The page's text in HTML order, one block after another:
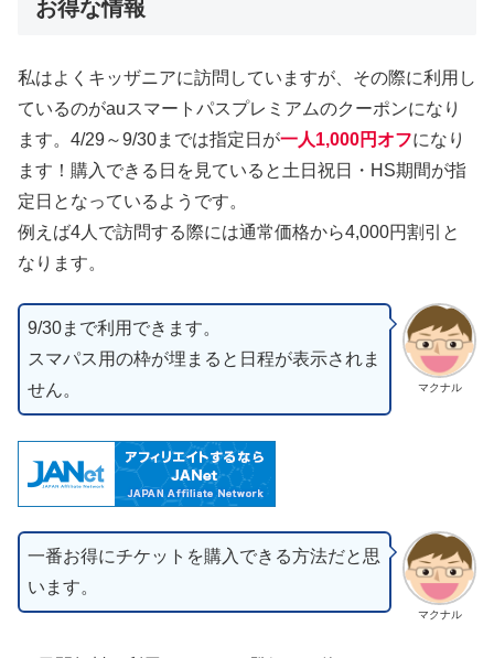
お得な情報
私はよくキッザニアに訪問していますが、その際に利用し
ているのがauスマートパスプレミアムのクーポンになり
ます。4/29～9/30までは指定日が一人1,000円オフになり
ます！購入できる日を見ていると土日祝日・HS期間が指
定日となっているようです。
例えば4人で訪問する際には通常価格から4,000円割引と
なります。
マクナル
9/30まで利用できます。
スマパス用の枠が埋まると日程が表示されま
せん。
マクナル
一番お得にチケットを購入できる方法だと思
います。